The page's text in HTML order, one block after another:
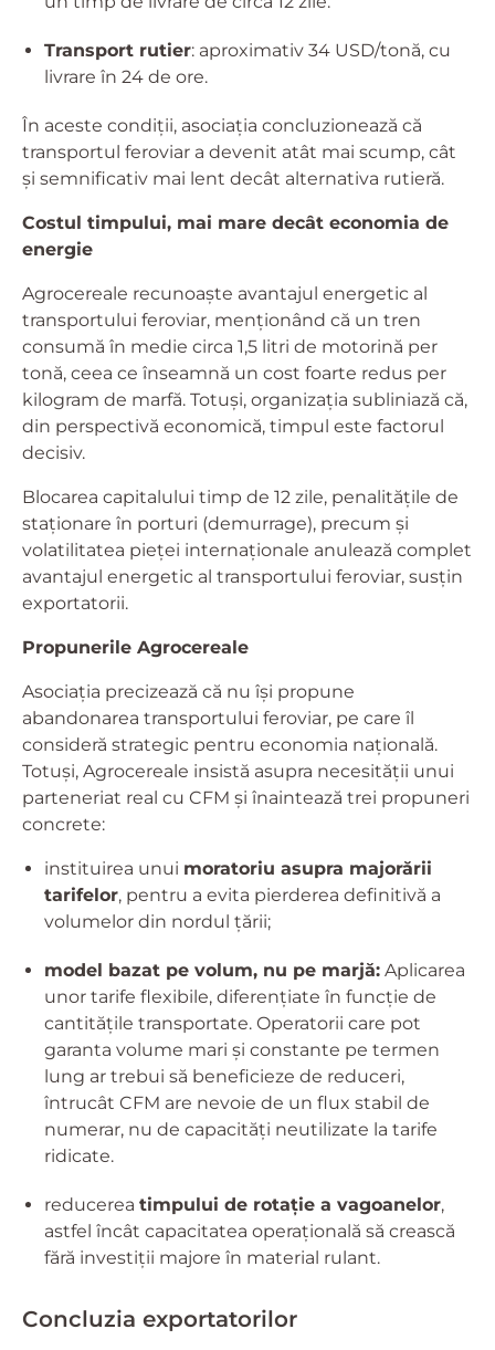
Transport rutier: aproximativ 34 USD/tonă, cu
livrare în 24 de ore.
În aceste condiții, asociația concluzionează că
transportul feroviar a devenit atât mai scump, cât
și semnificativ mai lent decât alternativa rutieră.
Costul timpului, mai mare decât economia de
energie
Agrocereale recunoaște avantajul energetic al
transportului feroviar, menționând că un tren
consumă în medie circa 1,5 litri de motorină per
tonă, ceea ce înseamnă un cost foarte redus per
kilogram de marfă. Totuși, organizația subliniază că,
din perspectivă economică, timpul este factorul
decisiv.
Blocarea capitalului timp de 12 zile, penalitățile de
staționare în porturi (demurrage), precum și
volatilitatea pieței internaționale anulează complet
avantajul energetic al transportului feroviar, susțin
exportatorii.
Propunerile Agrocereale
Asociația precizează că nu își propune
abandonarea transportului feroviar, pe care îl
consideră strategic pentru economia națională.
Totuși, Agrocereale insistă asupra necesității unui
parteneriat real cu CFM și înaintează trei propuneri
concrete:
instituirea unui moratoriu asupra majorării
tarifelor, pentru a evita pierderea definitivă a
volumelor din nordul țării;
model bazat pe volum, nu pe marjă: Aplicarea
unor tarife flexibile, diferențiate în funcție de
cantitățile transportate. Operatorii care pot
garanta volume mari și constante pe termen
lung ar trebui să beneficieze de reduceri,
întrucât CFM are nevoie de un flux stabil de
numerar, nu de capacități neutilizate la tarife
ridicate.
reducerea timpului de rotație a vagoanelor,
astfel încât capacitatea operațională să crească
fără investiții majore în material rulant.
Concluzia exportatorilor